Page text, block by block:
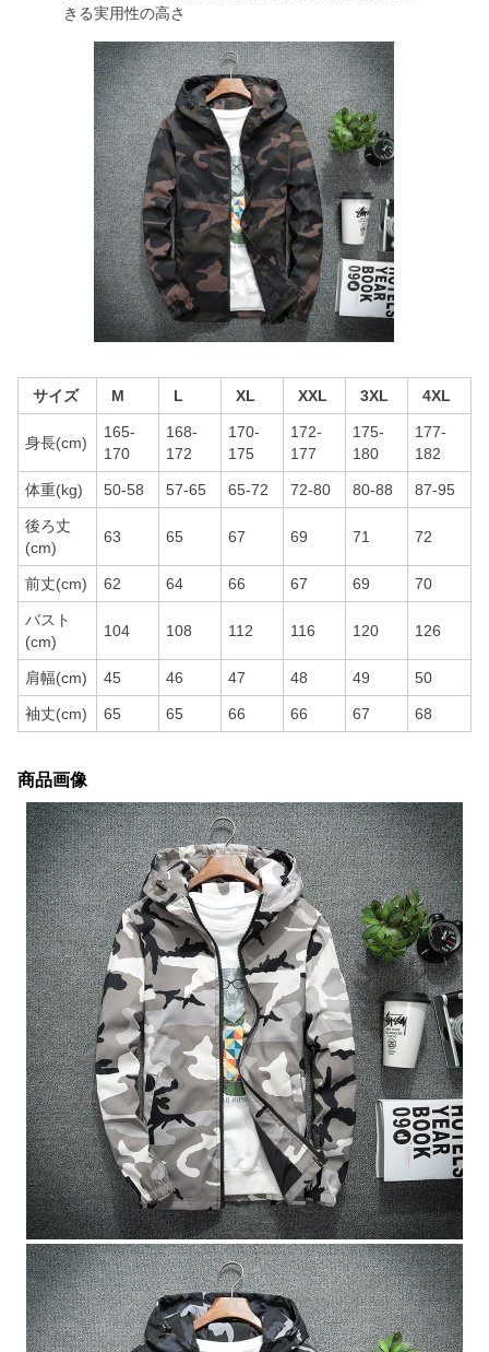
きる実用性の高さ
サイズ M L XL XXL 3XL 4XL
身長(cm)
165-
170
168-
172
170-
175
172-
177
175-
180
177-
182
体重(kg) 50-58 57-65 65-72 72-80 80-88 87-95
後ろ丈
(cm)
63 65 67 69 71 72
前丈(cm) 62 64 66 67 69 70
バスト
(cm)
104 108 112 116 120 126
肩幅(cm) 45 46 47 48 49 50
袖丈(cm) 65 65 66 66 67 68
商品画像